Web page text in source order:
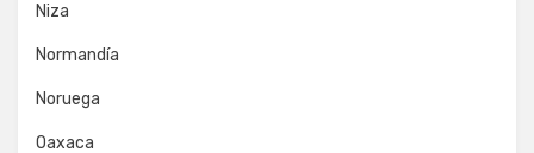
Niza
Normandía
Noruega
Oaxaca